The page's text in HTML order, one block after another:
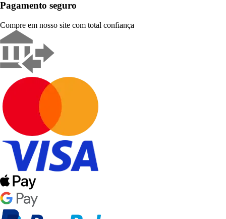
Pagamento seguro
Compre em nosso site com total confiança